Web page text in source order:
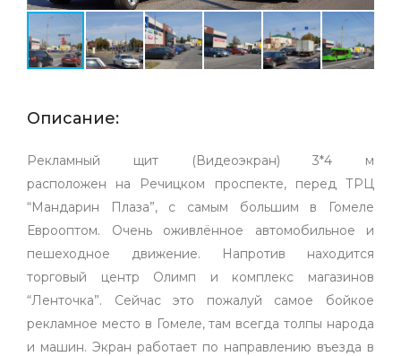
Описание:
Рекламный щит (Видеоэкран) 3*4 м
расположен на Речицком проспекте, перед ТРЦ
“Мандарин Плаза”, с самым большим в Гомеле
Еврооптом. Очень оживлённое автомобильное и
пешеходное движение. Напротив находится
торговый центр Олимп и комплекс магазинов
“Ленточка”. Сейчас это пожалуй самое бойкое
рекламное место в Гомеле, там всегда толпы народа
и машин. Экран работает по направлению въезда в